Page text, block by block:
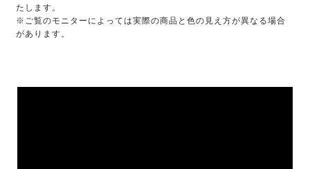
たします。
※ご覧のモニターによっては実際の商品と色の見え方が異なる場合
があります。